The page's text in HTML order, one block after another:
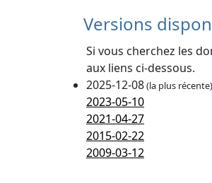
Versions
Si vous cherchez les
aux liens ci-dessous.
2025-12-08(la plus récente)
2023-05-10
2021-04-27
2015-02-22
2009-03-12